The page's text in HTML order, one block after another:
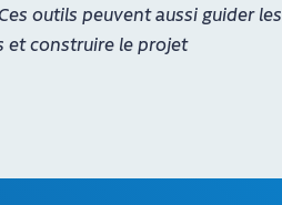
outils peuvent aussi guider les
et construire le projet